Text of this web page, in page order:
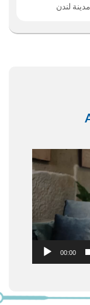
مدينة لندن
الفيديو
00:00